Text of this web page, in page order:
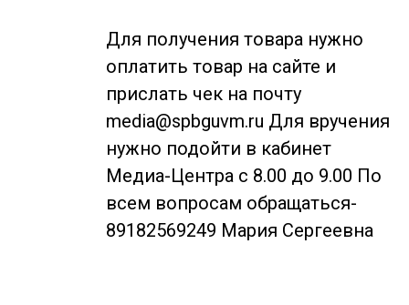
Для получения товара нужно
оплатить товар на сайте и
прислать чек на почту
media@spbguvm.ru Для вручения
нужно подойти в кабинет
Медиа-Центра с 8.00 до 9.00 По
всем вопросам обращаться-
89182569249 Мария Сергеевна